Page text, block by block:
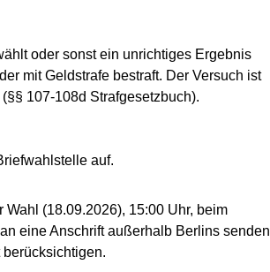
oder sonst ein unrichtiges Ergebnis
mit Geldstrafe bestraft. Der Versuch ist
107-108d Strafgesetzbuch).
auf.
(18.09.2026), 15:00 Uhr, beim
eine Anschrift außerhalb Berlins senden